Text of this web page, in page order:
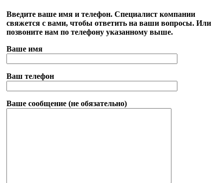
Введите ваше имя и телефон. Специалист компании
свяжется с вами, чтобы ответить на ваши вопросы. Или
позвоните нам по телефону указанному выше.
Ваше имя
Ваш телефон
Ваше сообщение (не обязательно)